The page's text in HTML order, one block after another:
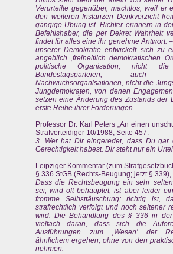
Verurteilte gegenüber, machtlos, weil er
den weiteren Instanzen Denkverzicht
gängige Übung ist. Richter erinnern in
Befehlshaber, die per Dekret Wahrheit
findet für alles eine ihr genehme Antwort.
unserer Demokratie entwickelt sich zu
angeblich ‚freiheitlich demokratischen
politische Organisation, nicht
Bundestagsparteien,
Nachwuchsorganisationen, nicht die
Jungdemokraten, von denen
setzen eine Änderung des Zustands der
erste Reihe ihrer Forderungen.
Professor Dr. Karl Peters „An einen
Strafverteidiger 10/1988, Seite 457:
3. Wer hat Dir eingeredet, dass Du gar
Gerechtigkeit habest. Dir steht nur ein
Leipziger Kommentar (zum
§ 336 StGB (Rechts-Beugung; jetzt § 339),
Dass die Rechtsbeugung ein sehr
sei, wird oft behauptet, ist aber leider
fromme Selbsttäuschung; richtig ist,
strafrechtlich verfolgt und noch seltener
wird. Die Behandlung des § 336 in der
vielfach daran, dass sich die
Ausführungen zum ‚Wesen’ der
ähnlichem ergehen, ohne von den
nehmen.